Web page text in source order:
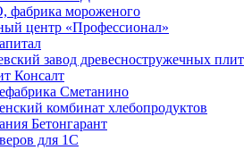
мороженого
центр «Профессионал»
завод древесностружечных плит
Консалт
Сметанино
комбинат хлебопродуктов
Бетонгарант
для 1С